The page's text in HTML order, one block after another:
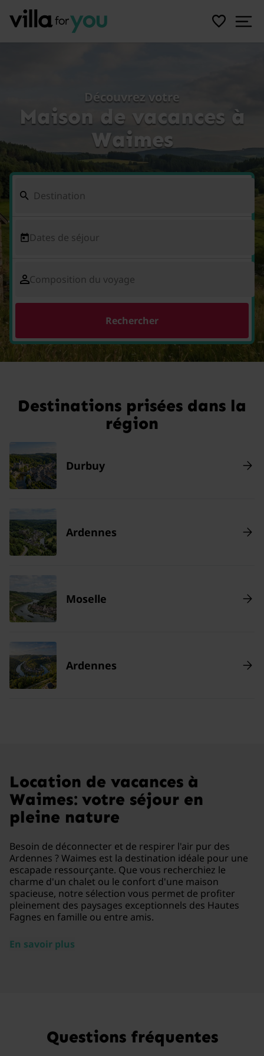
Découvrez votre
Maison de vacances à
Waimes
Dates de séjour
Composition du voyage
Rechercher
Destinations prisées dans la
région
Durbuy
Ardennes
Moselle
Ardennes
Location de vacances à
Waimes: votre séjour en
pleine nature
Besoin de déconnecter et de respirer l'air pur des
Ardennes ? Waimes est la destination idéale pour une
escapade ressourçante. Que vous recherchiez le
charme d'un chalet ou le confort d'une maison
spacieuse, notre sélection vous permet de profiter
pleinement des paysages exceptionnels des Hautes
Fagnes en famille ou entre amis.
En savoir plus
Questions fréquentes